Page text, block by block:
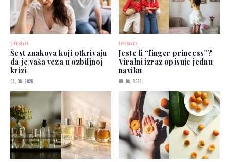
LIFESTYLE
Šest znakova koji otkrivaju
da je vaša veza u ozbiljnoj
krizi
04. 08. 2026.
LIFESTYLE
Jeste li “finger princess”?
Viralni izraz opisuje jednu
naviku
05. 08. 2026.